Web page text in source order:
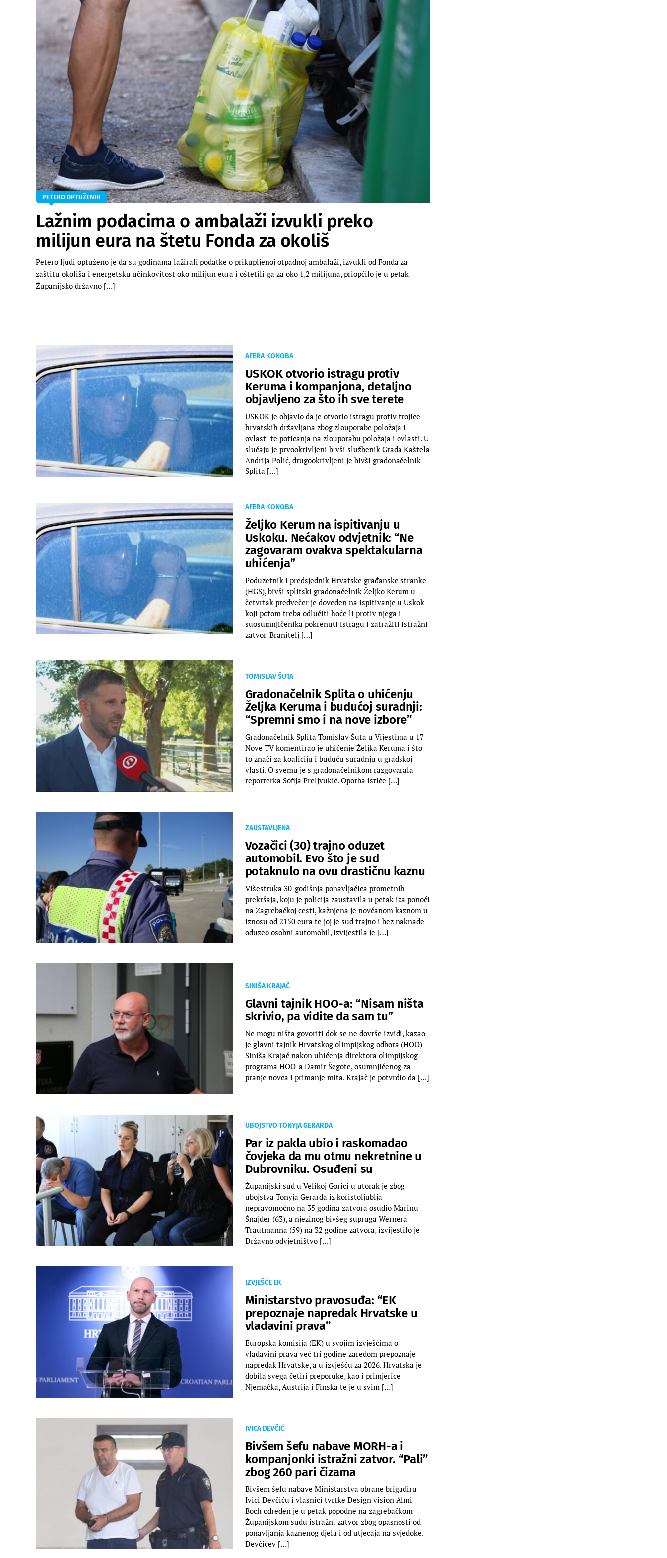
PETERO OPTUŽENIH
Lažnim podacima o ambalaži izvukli preko
milijun eura na štetu Fonda za okoliš
Petero ljudi optuženo je da su godinama lažirali podatke o prikupljenoj otpadnoj ambalaži, izvukli od Fonda za
zaštitu okoliša i energetsku učinkovitost oko milijun eura i oštetili ga za oko 1,2 milijuna, priopćilo je u petak
Županijsko državno […]
AFERA KONOBA
USKOK otvorio istragu protiv
Keruma i kompanjona, detaljno
objavljeno za što ih sve terete
USKOK je objavio da je otvorio istragu protiv trojice
hrvatskih državljana zbog zlouporabe položaja i
ovlasti te poticanja na zlouporabu položaja i ovlasti. U
slučaju je prvookrivljeni bivši službenik Grada Kaštela
Andrija Polić, drugookrivljeni je bivši gradonačelnik
Splita […]
AFERA KONOBA
Željko Kerum na ispitivanju u
Uskoku. Nećakov odvjetnik: “Ne
zagovaram ovakva spektakularna
uhićenja”
Poduzetnik i predsjednik Hrvatske građanske stranke
(HGS), bivši splitski gradonačelnik Željko Kerum u
četvrtak predvečer je doveden na ispitivanje u Uskok
koji potom treba odlučiti hoće li protiv njega i
suosumnjičenika pokrenuti istragu i zatražiti istražni
zatvor. Branitelj […]
TOMISLAV ŠUTA
Gradonačelnik Splita o uhićenju
Željka Keruma i budućoj suradnji:
“Spremni smo i na nove izbore”
Gradonačelnik Splita Tomislav Šuta u Vijestima u 17
Nove TV komentirao je uhićenje Željka Keruma i što
to znači za koaliciju i buduću suradnju u gradskoj
vlasti. O svemu je s gradonačelnikom razgovarala
reporterka Sofija Preljvukić. Oporba ističe […]
ZAUSTAVLJENA
Vozačici (30) trajno oduzet
automobil. Evo što je sud
potaknulo na ovu drastičnu kaznu
Višestruka 30-godišnja ponavljačica prometnih
prekršaja, koju je policija zaustavila u petak iza ponoći
na Zagrebačkoj cesti, kažnjena je novčanom kaznom u
iznosu od 2150 eura te joj je sud trajno i bez naknade
oduzeo osobni automobil, izvijestila je […]
SINIŠA KRAJAČ
Glavni tajnik HOO-a: “Nisam ništa
skrivio, pa vidite da sam tu”
Ne mogu ništa govoriti dok se ne dovrše izvidi, kazao
je glavni tajnik Hrvatskog olimpijskog odbora (HOO)
Siniša Krajač nakon uhićenja direktora olimpijskog
programa HOO-a Damir Šegote, osumnjičenog za
pranje novca i primanje mita. Krajač je potvrdio da […]
UBOJSTVO TONYJA GERARDA
Par iz pakla ubio i raskomadao
čovjeka da mu otmu nekretnine u
Dubrovniku. Osuđeni su
Županijski sud u Velikoj Gorici u utorak je zbog
ubojstva Tonyja Gerarda iz koristoljublja
nepravomoćno na 35 godina zatvora osudio Marinu
Šnajder (63), a njezinog bivšeg supruga Wernera
Trautmanna (59) na 32 godine zatvora, izvijestilo je
Državno odvjetništvo […]
IZVJEŠĆE EK
Ministarstvo pravosuđa: “EK
prepoznaje napredak Hrvatske u
vladavini prava”
Europska komisija (EK) u svojim izvješćima o
vladavini prava već tri godine zaredom prepoznaje
napredak Hrvatske, a u izvješću za 2026. Hrvatska je
dobila svega četiri preporuke, kao i primjerice
Njemačka, Austrija i Finska te je u svim […]
IVICA DEVČIĆ
Bivšem šefu nabave MORH-a i
kompanjonki istražni zatvor. “Pali”
zbog 260 pari čizama
Bivšem šefu nabave Ministarstva obrane brigadiru
Ivici Devčiću i vlasnici tvrtke Design vision Almi
Boch određen je u petak popodne na zagrebačkom
Županijskom sudu istražni zatvor zbog opasnosti od
ponavljanja kaznenog djela i od utjecaja na svjedoke.
Devčićev […]